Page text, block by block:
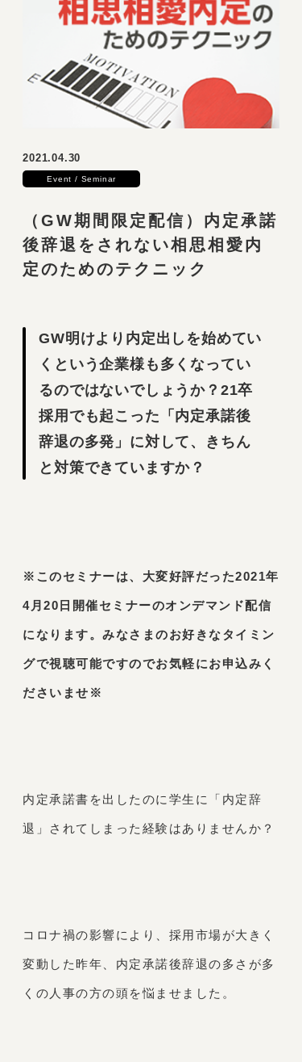
2021.04.30
Event / Seminar
（GW期間限定配信）内定承諾
後辞退をされない相思相愛内
定のためのテクニック
GW明けより内定出しを始めてい
くという企業様も多くなってい
るのではないでしょうか？21卒
採用でも起こった「内定承諾後
辞退の多発」に対して、きちん
と対策できていますか？
※このセミナーは、大変好評だった2021年
4月20日開催セミナーのオンデマンド配信
になります。みなさまのお好きなタイミン
グで視聴可能ですのでお気軽にお申込みく
ださいませ※
内定承諾書を出したのに学生に「内定辞
退」されてしまった経験はありませんか？
コロナ禍の影響により、採用市場が大きく
変動した昨年、内定承諾後辞退の多さが多
くの人事の方の頭を悩ませました。